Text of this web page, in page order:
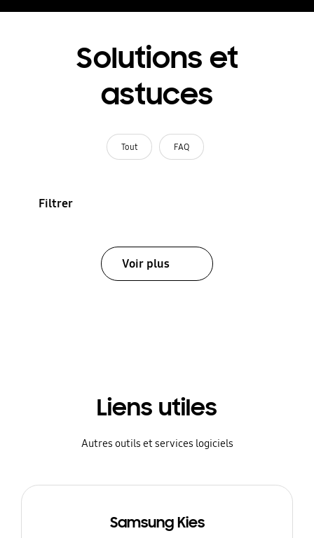
Solutions et
astuces
Tout FAQ
Filtrer
Voir plus
Liens utiles
Autres outils et services logiciels
Samsung Kies